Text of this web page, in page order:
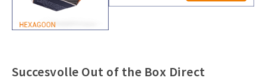
Succesvolle Out of the Box Direct